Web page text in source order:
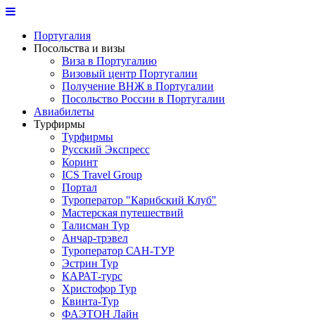
Португалия
Посольства и визы
Виза в Португалию
Визовый центр Португалии
Получение ВНЖ в Португалии
Посольство России в Португалии
Авиабилеты
Турфирмы
Турфирмы
Русский Экспресс
Коринт
ICS Travel Group
Портал
Туроператор "Карибский Клуб"
Мастерская путешествий
Талисман Тур
Анчар-трэвел
Туроператор САН-ТУР
Эстрин Тур
КАРАТ-турс
Христофор Тур
Квинта-Тур
ФАЭТОН Лайн